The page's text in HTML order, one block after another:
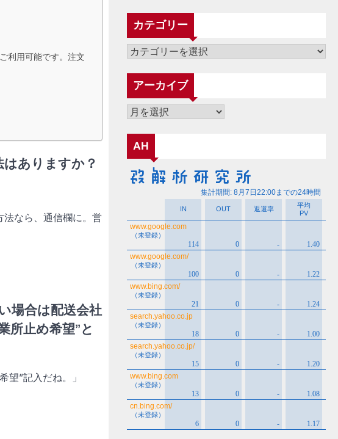
利用可能です。注文
ありますか？
なら、通信欄に。営
場合は配送会社
所止め希望”と
”記入だね。」
カテゴリー
カ
ゴ
ー
アーカイブ
ア
カ
ブ
AH